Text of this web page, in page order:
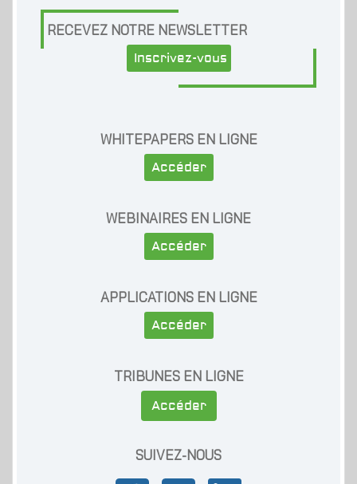
RECEVEZ NOTRE NEWSLETTER
Inscrivez-vous
WHITEPAPERS EN LIGNE
Accéder
WEBINAIRES EN LIGNE
Accéder
APPLICATIONS EN LIGNE
Accéder
TRIBUNES EN LIGNE
Accéder
SUIVEZ-NOUS